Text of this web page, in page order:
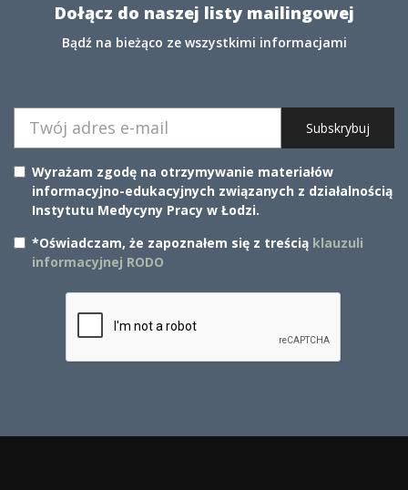
Dołącz do naszej listy mailingowej
Bądź na bieżąco ze wszystkimi informacjami
Subskrybuj
Wyrażam zgodę na otrzymywanie materiałów
informacyjno-edukacyjnych związanych z działalnością
Instytutu Medycyny Pracy w Łodzi.
*Oświadczam, że zapoznałem się z treścią klauzuli
informacyjnej RODO